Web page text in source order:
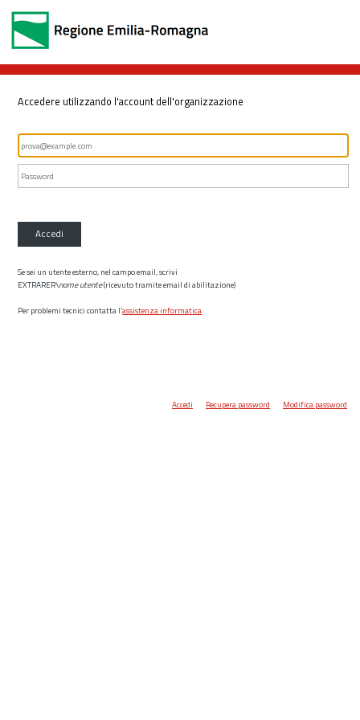
Accedere utilizzando l'account dell'organizzazione
Accedi
Se sei un utente esterno, nel campo email, scrivi
EXTRARER\nome utente(ricevuto tramite email di abilitazione)
Per problemi tecnici contatta l’assistenza informatica.
Accedi Recupera password Modifica password